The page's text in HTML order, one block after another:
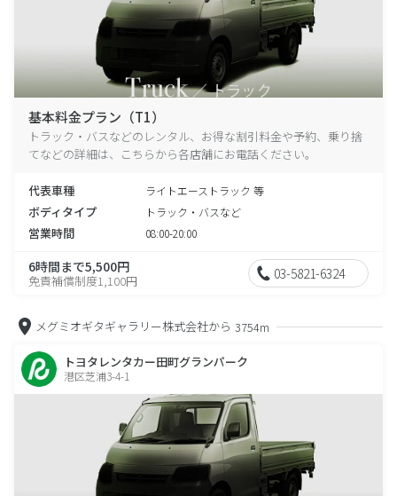
基本料金プラン（T1）
トラック・バスなどのレンタル、お得な割引料金や予約、乗り捨
てなどの詳細は、こちらから各店舗にお電話ください。
代表車種 ライトエーストラック 等
ボディタイプ トラック・バスなど
営業時間 08:00-20:00
6時間まで5,500円
免責補償制度1,100円 03-5821-6324
メグミオギタギャラリー株式会社から 3754m
トヨタレンタカー田町グランパーク
港区芝浦3-4-1